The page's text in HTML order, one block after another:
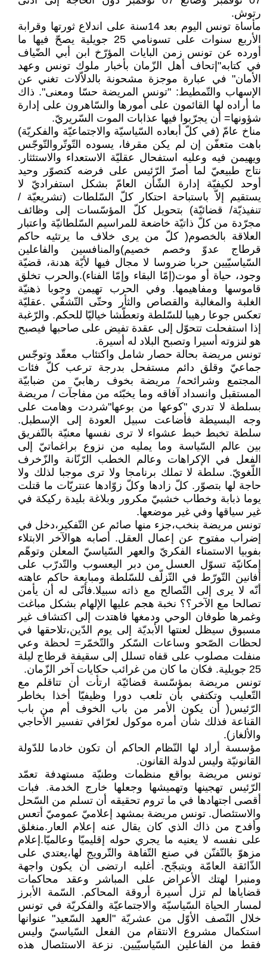
رتوش.
مأساة تونس اليوم بعد 14سنة على اندلاع ثورتها وقرابة
الأربع سنوات على تسونامي 25 جويلية يصحّ فيها ما
أورده عن تونس زمن البايات المؤرّخ ابن أبي الضّياف
في كتابه"إتحاف أهل الزّمان بأخبار ملوك تونس وعهد
الأمان" في عبارة موجزة مشحونة بالدلاّلات تغني عن
الإسهاب والتّمطيط: "تونس المريضة حسّا ومعنى". ذاك
ما أراده لها القائمون على أمورها والسّاهرون على إدارة
شؤونها= أن يجرّبوا فيها عذابات الموت السّريريّ.
مناخ عامّ (في كلّ أبعاده السّياسيّة والاجتماعيّة والفكريّة)
باهت متعفّن إن لم يكن مقرفا، يسوده التّوتّروالتّوجّس
ويهيمن فيه وعليه استفحال عقليّة الاستعداء والاستئثار.
نتاج طبيعيّ لما أصرّ الرّئيس على فرضه كتصوّر وحيد
أوحد لكيفيّة إدارة الشّأن العامّ بشكل استفراديّ لا
يستقيم إلاّ باستباحة احتكار كلّ السّلطات (تشريعيّة /
تنفيذيّة/ قضائيّة) بتحويل كلّ المؤسّسات إلى وظائف
مجرّدة من كلّ ذاتيّة خاضعة للمراسيم السّلطانيّة واعتبار
العلاقة بالخصوم( كلّ من يرى خلاف ما يرتئيه حاكم
قرطاج عدوّ وخصم خصيم)والمنافسين والفاعلين
السّياسيّيين حربا ضروسا لا مجال فيها لأيّة هدنة، قضيّة
وجود، حياة أو موت(إمّا البقاء وإمّا الفناء).والحرب تخلق
قاموسها ومفاهيمها. وفي الحرب تهيمن وجوبا ذهنيّة
الغلبة والمغالبة والقصاص والثأر وحتّى التّشفّي .عقليّة
تعكس جوعا رهيبا للسّلطة وتعطّشا خياليّا للحكم. والرّغبة
إذا استفحلت تتحوّل إلى عقدة تفيض على صاحبها فيصبح
هو لنزوته أسيرا وتصبح البلاد له أسيرة.
تونس مريضة بحالة حصار شامل واكتئاب معقّد وتوجّس
جماعيّ وقلق دائم مستفحل بدرجة ترعب كلّ فئات
المجتمع وشرائحه/ مريضة بخوف رهابيّ من ضبابيّة
المستقبل وانسداد آفاقه وما يخبّئه من مفاجآت / مريضة
بسلطة لا تدري "كوعها من بوعها"شردت وهامت على
وجه البسيطة فأضاعت سبيل العودة إلى الإسطبل.
سلطة تخبط خبط عشواء لا ترى نفسها معنيّة بالتّفريق
بين عالم السّياسة وما يمليه من نزوع براغماتيّ إلى
الفعل في الإكراهات وعالم الخطب الرّنّانة والزّخرف
اللّغويّ. سلطة لا تملك برنامجا ولا ترى موجبا لذلك ولا
حاجة لها بتصوّر. كلّ زادها وكلّ زوّادها عنتريّات ما قتلت
يوما ذبابة وخطاب خشبيّ مكرور وبلاغة بليدة ركيكة في
غير سياقها وفي غير موضعها.
تونس مريضة بنخب،جزء منها صائم عن التّفكير،دخل في
إضراب مفتوح عن إعمال العقل. أصابه هوالآخر الابتلاء
بفوبيا الاستمناء الفكريّ والعهر السّياسيّ المعلن وتوهّم
إمكانيّة تسوّل العسل من دبر اليعسوب والتّدرّب على
أفانين التّورّط في التّزلّف للسّلطة ومبايعة حاكم عاهته
أنّه لا يرى إلى التّصالح مع ذاته سبيلا.فأنّى له أن يأمن
تصالحا مع الآخر؟؟ نخبة هجم عليها الإلهام بشكل مباغت
وغمرها طوفان الوحي ودمغها فاهتدت إلى اكتشاف غير
مسبوق سيظل لعنتها الأبديّة إلى يوم الدّين،تلاحقها في
لحظات الصّحو وساعات السّكر والتّخمّر= لحظة وعي
منفلت مصلوب على قفاه تسلل إلى سقيفة قرطاج ليلة
25 جويلية. فكان ما كان من غرائب حكايات آخر الزّمان.
تونس مريضة بمؤسّسة قضائيّة ارتأت أن تتاقلم مع
التّعليب وتكتفي بأن تلعب دورا وظيفيّا أخذا بخاطر
الرّئيس( أن يكون الأمر من باب الخوف أم من باب
القناعة فذلك شأن أمره موكول لعرّافي تفسير الأحاجي
والألغاز).
مؤسسة أراد لها النّظام الحاكم أن تكون خادما للدّولة
القانونيّة وليس لدولة القانون.
تونس مريضة بواقع منظمات وطنيّة مستهدفة تعمّد
الرّئيس تهجينها وتهميشها وجعلها خارج الخدمة. فبات
أقصى اجتهادها في ما تروم تحقيقه أن تسلم من السّحل
والاستئصال. تونس مريضة بمشهد إعلاميّ عموميّ أتعس
وأفدح من ذاك الذي كان يقال عنه إعلام العار.منغلق
على نفسه لا يعنيه ما يجري حوله إقليميّا وعالميّا.إعلام
مزهوّ بالتّفنّن في صنع التّفاهة والتّرويج لها،يعتدي على
الذّائقة العامّة وبتبجّح. أغلبه ارتضى أن يكون واجهة
ومنبرا لهتك الأعراض على المباشر وعقد محاكمات
قضاياها لم تزل أسيرة أروقة المحاكم. السّمة الأبرز
لمسار الحياة السّياسيّة والاجتماعيّة والفكريّة في تونس
خلال النّصف الأوّل من عشريّة "العهد السّعيد" عنوانها
استكمال مشروع الانتقام من الفعل السّياسيّ وليس
فقط من الفاعلين السّياسيّيين. نزعة الاستئصال هذه